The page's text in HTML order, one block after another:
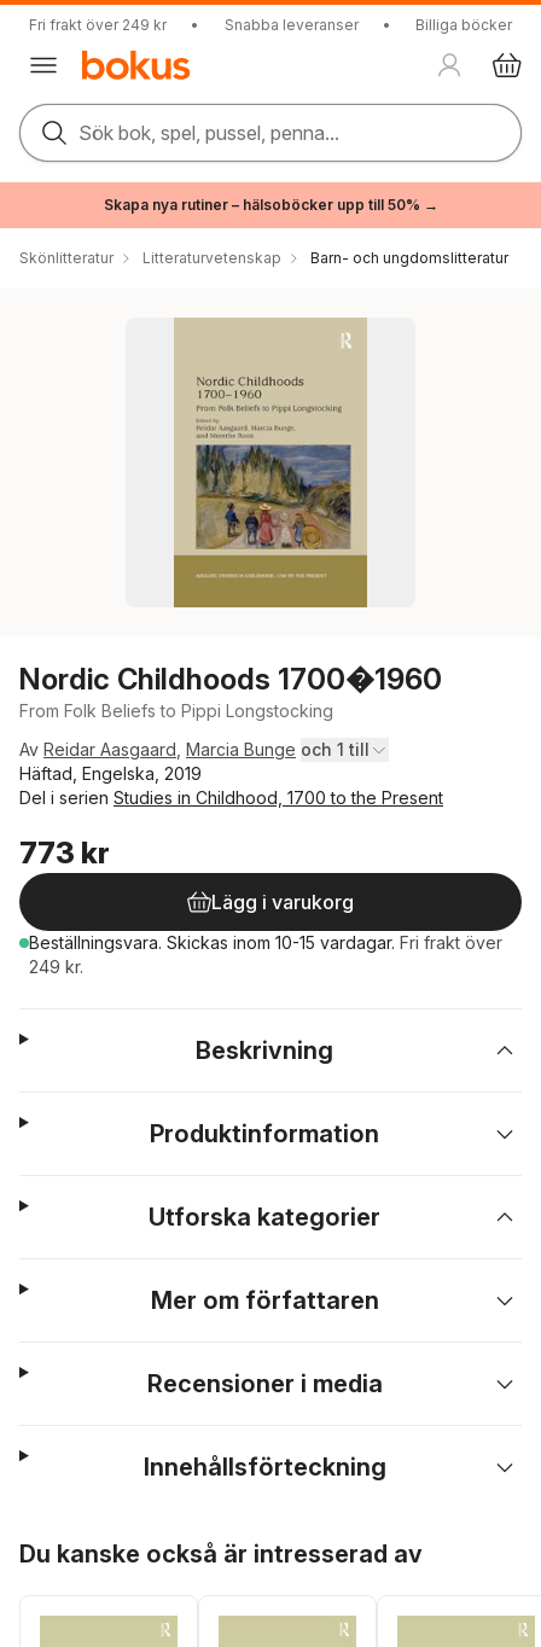
Fri frakt över 249 kr • Snabba leveranser • Billiga böcker
Sök bok, spel, pussel, penna...
Skapa nya rutiner – hälsoböcker upp till 50% →
Skönlitteratur Litteraturvetenskap Barn- och ungdomslitteratur
Nordic Childhoods 1700�1960
From Folk Beliefs to Pippi Longstocking
Av Reidar Aasgaard Marcia Bunge och 1 till
Häftad, Engelska, 2019
Del i serien Studies in Childhood, 1700 to the Present
773 kr
Lägg i varukorg
Beställningsvara. Skickas inom 10-15 vardagar. Fri frakt över
249 kr.
Beskrivning
Produktinformation
Utforska kategorier
Mer om författaren
Recensioner i media
Innehållsförteckning
Du kanske också är intresserad av